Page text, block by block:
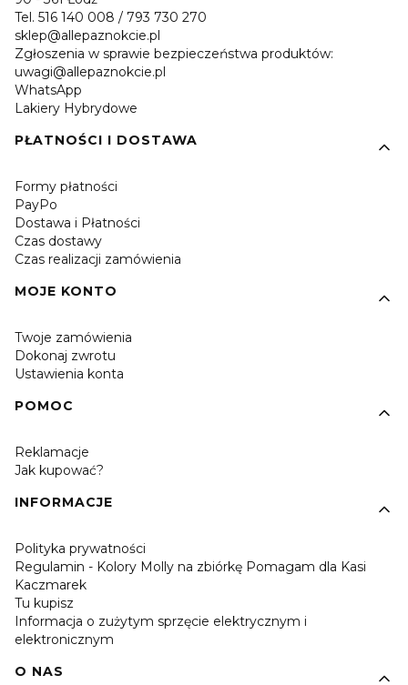
Tel. 516 140 008 / 793 730 270
sklep@allepaznokcie.pl
Zgłoszenia w sprawie bezpieczeństwa produktów:
uwagi@allepaznokcie.pl
WhatsApp
Lakiery Hybrydowe
PŁATNOŚCI I DOSTAWA
Formy płatności
PayPo
Dostawa i Płatności
Czas dostawy
Czas realizacji zamówienia
MOJE KONTO
Twoje zamówienia
Dokonaj zwrotu
Ustawienia konta
POMOC
Reklamacje
Jak kupować?
INFORMACJE
Polityka prywatności
Regulamin - Kolory Molly na zbiórkę Pomagam dla Kasi
Kaczmarek
Tu kupisz
Informacja o zużytym sprzęcie elektrycznym i
elektronicznym
O NAS